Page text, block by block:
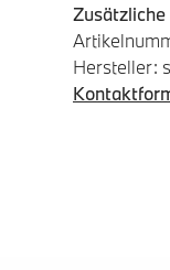
Hersteller: